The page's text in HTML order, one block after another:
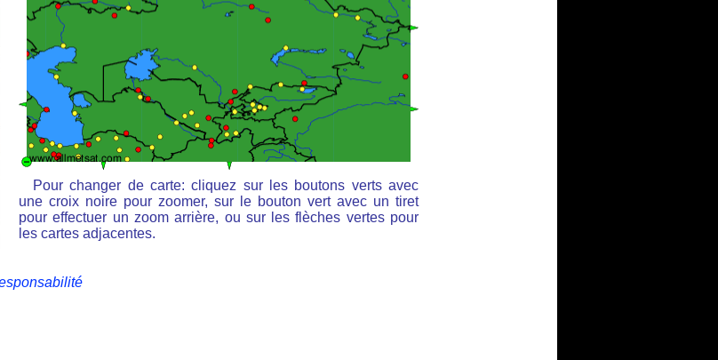
Pour changer de carte: cliquez sur les boutons verts avec
une croix noire pour zoomer, sur le bouton vert avec un tiret
pour effectuer un zoom arrière, ou sur les flèches vertes pour
les cartes adjacentes.